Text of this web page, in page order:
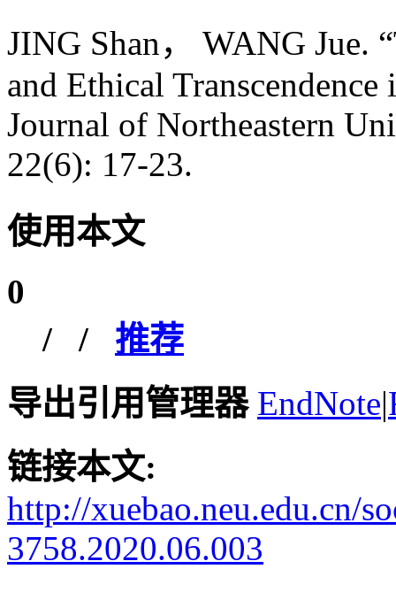
JING Shan， WANG Jue.
and Ethical
Journal of Northeastern
22(6): 17-23.
使用本文
0
/ / 推荐
导出引用管理器 EndNote|
链接本文:
http://xuebao.neu.edu.cn/
3758.2020.06.003